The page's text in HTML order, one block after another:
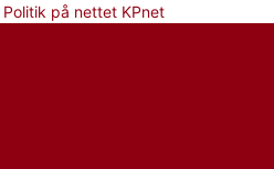
KPnet